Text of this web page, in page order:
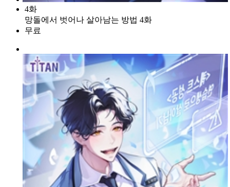
4화
망돌에서 벗어나 살아남는 방법 4화
무료